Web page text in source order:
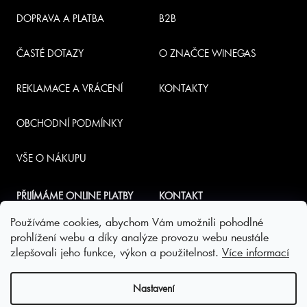
Používáme cookies, abychom Vám umožnili pohodlné
prohlížení webu a díky analýze provozu webu neustále
zlepšovali jeho funkce, výkon a použitelnost. Více informací
Nastavení
DOPRAVA A PLATBA
ČASTÉ DOTAZY
REKLAMACE A VRÁCENÍ
OBCHODNÍ PODMÍNKY
VŠE O NÁKUPU
B2B
O ZNAČCE WINEGAS
KONTAKTY
PŘIJÍMÁME ONLINE PLATBY KONTAKT
INFO@NABUBLI.CZ
+420 777 787 830